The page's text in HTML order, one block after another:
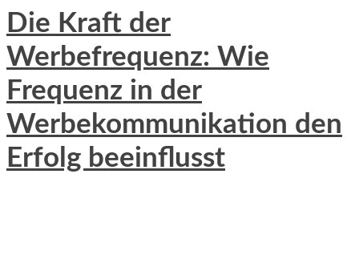
Die Kraft der
Werbefrequenz: Wie
Frequenz in der
Werbekommunikation den
Erfolg beeinflusst